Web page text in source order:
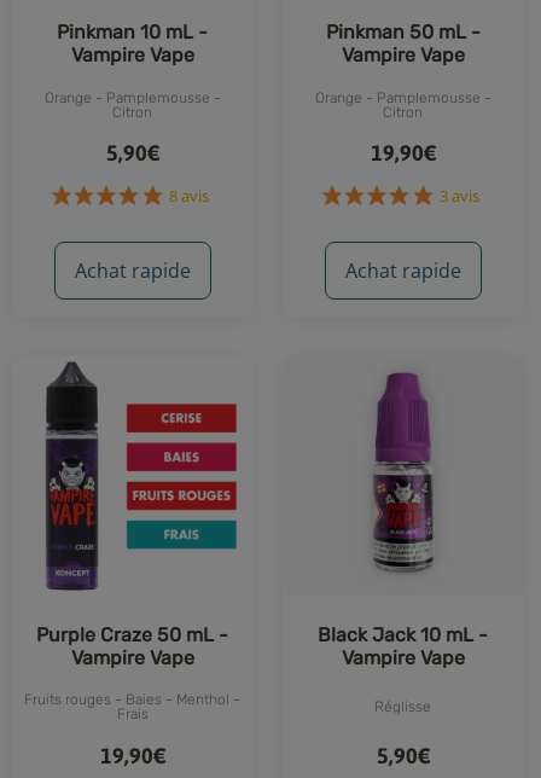
Pinkman 10 mL -
Vampire Vape
Orange - Pamplemousse -
Citron
5,90€
8 avis
Achat rapide
Pinkman 50 mL -
Vampire Vape
Orange - Pamplemousse -
Citron
19,90€
3 avis
Achat rapide
Purple Craze 50 mL -
Vampire Vape
Fruits rouges - Baies - Menthol -
Frais
19,90€
Black Jack 10 mL -
Vampire Vape
Réglisse
5,90€